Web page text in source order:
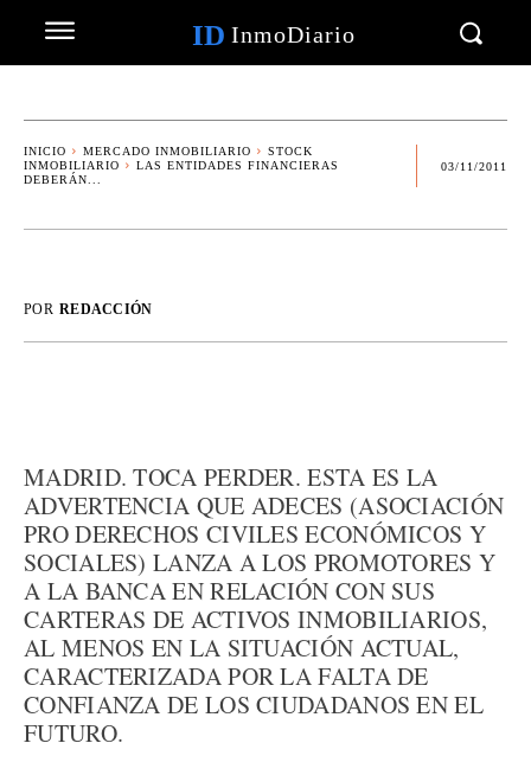
ID InmoDiario
INICIO MERCADO INMOBILIARIO
STOCK
INMOBILIARIO
LAS ENTIDADES FINANCIERAS
DEBERÁN...
03/11/2011
POR REDACCIÓN
MADRID. TOCA PERDER. ESTA ES LA
ADVERTENCIA QUE ADECES (ASOCIACIÓN
PRO DERECHOS CIVILES ECONÓMICOS Y
SOCIALES) LANZA A LOS PROMOTORES Y
A LA BANCA EN RELACIÓN CON SUS
CARTERAS DE ACTIVOS INMOBILIARIOS,
AL MENOS EN LA SITUACIÓN ACTUAL,
CARACTERIZADA POR LA FALTA DE
CONFIANZA DE LOS CIUDADANOS EN EL
FUTURO.